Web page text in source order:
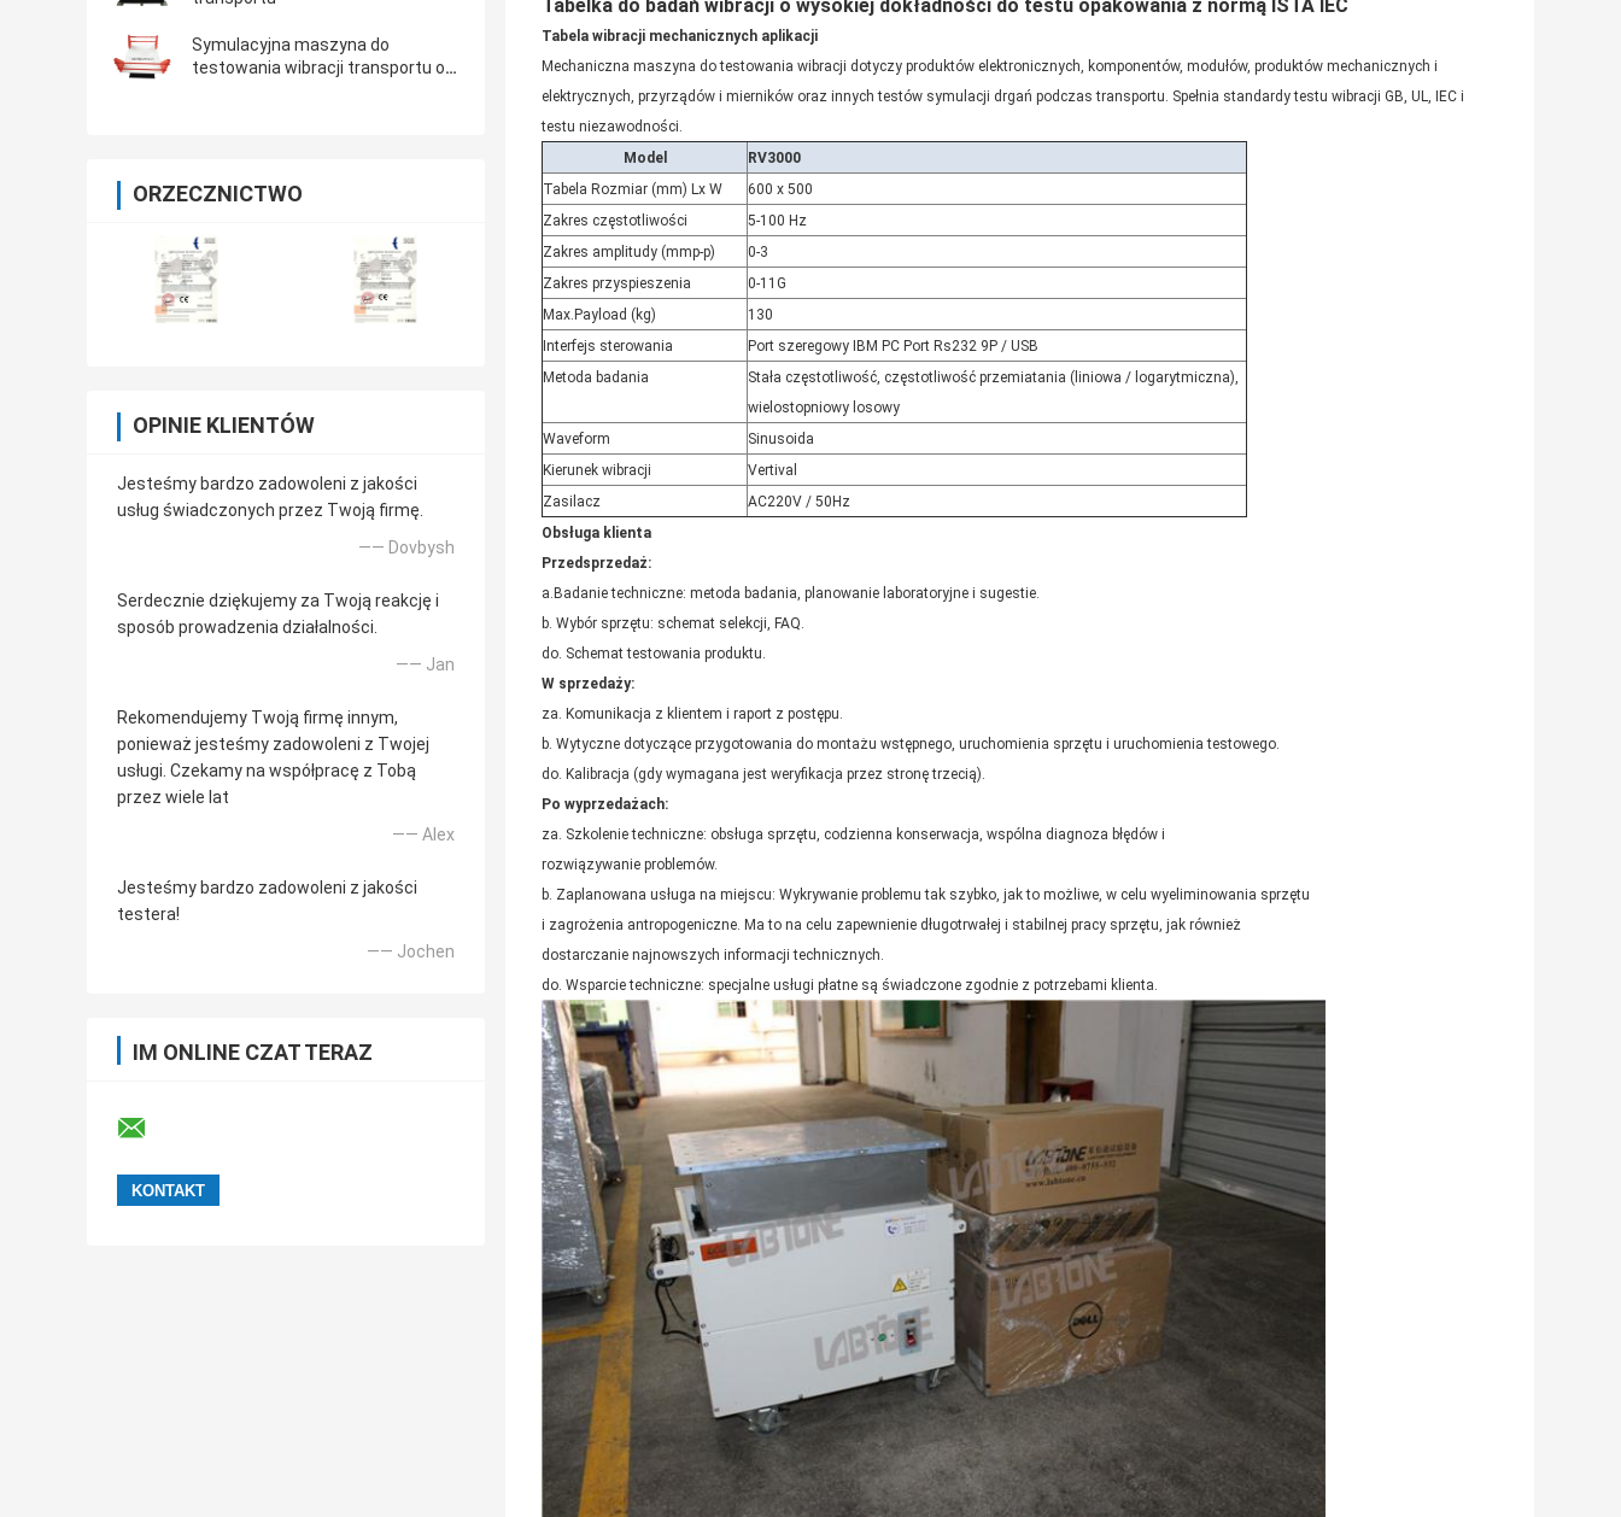
Symulacyjna maszyna do
testowania wibracji transportu o
ORZECZNICTWO
OPINIE KLIENTÓW
Jesteśmy bardzo zadowoleni z jakości
usług świadczonych przez Twoją firmę.
—— Dovbysh
Serdecznie dziękujemy za Twoją reakcję i
sposób prowadzenia działalności.
—— Jan
Rekomendujemy Twoją firmę innym,
ponieważ jesteśmy zadowoleni z Twojej
usługi. Czekamy na współpracę z Tobą
przez wiele lat
—— Alex
Jesteśmy bardzo zadowoleni z jakości
testera!
—— Jochen
IM ONLINE CZAT TERAZ
Tabelka do badań wibracji o wysokiej dokładności do testu opakowania z normą ISTA IEC
Tabela wibracji mechanicznych aplikacji
Mechaniczna maszyna do testowania wibracji dotyczy produktów elektronicznych, komponentów, modułów, produktów mechanicznych i
elektrycznych, przyrządów i mierników oraz innych testów symulacji drgań podczas transportu. Spełnia standardy testu wibracji GB, UL, IEC i
testu niezawodności.
Model
RV3000
Tabela Rozmiar (mm) Lx W
600 x 500
Zakres częstotliwości
5-100 Hz
Zakres amplitudy (mmp-p)
0-3
Zakres przyspieszenia
0-11G
Max.Payload (kg)
130
Interfejs sterowania
Port szeregowy IBM PC Port Rs232 9P / USB
Metoda badania
Stała częstotliwość, częstotliwość przemiatania (liniowa / logarytmiczna),
wielostopniowy losowy
Waveform
Sinusoida
Kierunek wibracji
Vertival
Zasilacz
AC220V / 50Hz
Obsługa klienta
Przedsprzedaż:
a.Badanie techniczne: metoda badania, planowanie laboratoryjne i sugestie.
b. Wybór sprzętu: schemat selekcji, FAQ.
do. Schemat testowania produktu.
W sprzedaży:
za. Komunikacja z klientem i raport z postępu.
b. Wytyczne dotyczące przygotowania do montażu wstępnego, uruchomienia sprzętu i uruchomienia testowego.
do. Kalibracja (gdy wymagana jest weryfikacja przez stronę trzecią).
Po wyprzedażach:
za. Szkolenie techniczne: obsługa sprzętu, codzienna konserwacja, wspólna diagnoza błędów i
rozwiązywanie problemów.
b. Zaplanowana usługa na miejscu: Wykrywanie problemu tak szybko, jak to możliwe, w celu wyeliminowania sprzętu
i zagrożenia antropogeniczne. Ma to na celu zapewnienie długotrwałej i stabilnej pracy sprzętu, jak również
dostarczanie najnowszych informacji technicznych.
do. Wsparcie techniczne: specjalne usługi płatne są świadczone zgodnie z potrzebami klienta.